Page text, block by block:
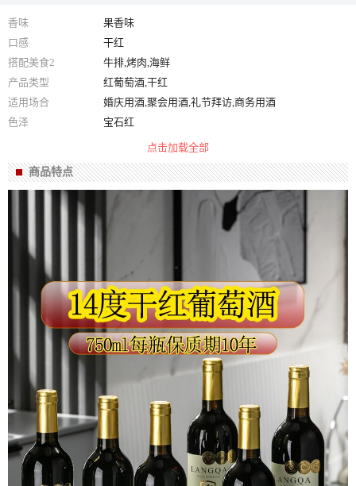
香味
果香味
口感
干红
搭配美食2
牛排,烤肉,海鲜
产品类型
红葡萄酒,干红
适用场合
婚庆用酒,聚会用酒,礼节拜访,商务用酒
色泽
宝石红
净含量
750ml*6
酒精度
14
点击加载全部
商品特点